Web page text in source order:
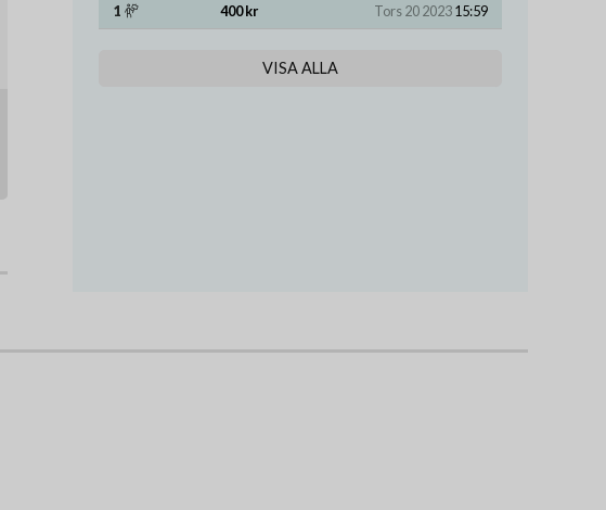
1
400 kr Tors 20 202315:59
VISA ALLA